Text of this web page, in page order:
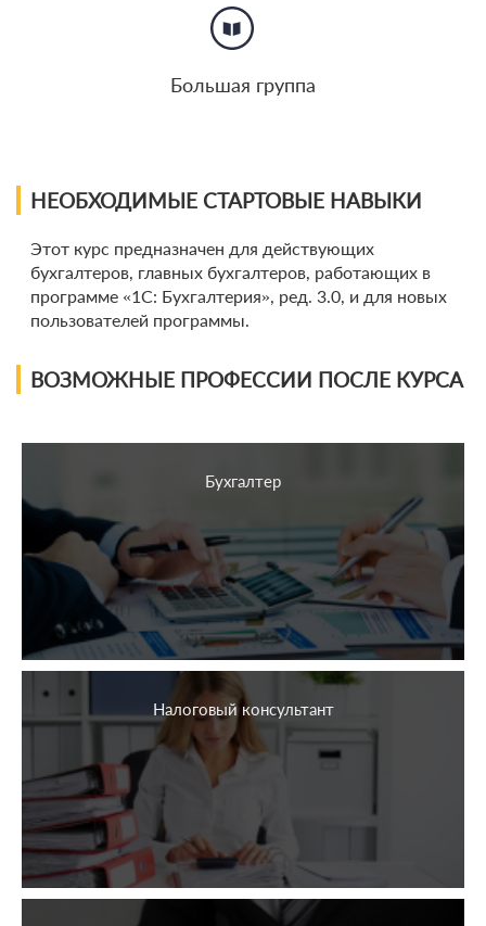
Большая группа
НЕОБХОДИМЫЕ СТАРТОВЫЕ НАВЫКИ
Этот курс предназначен для действующих
бухгалтеров, главных бухгалтеров, работающих в
программе «1С: Бухгалтерия», ред. 3.0, и для новых
пользователей программы.
ВОЗМОЖНЫЕ ПРОФЕССИИ ПОСЛЕ КУРСА
Бухгалтер
Налоговый консультант